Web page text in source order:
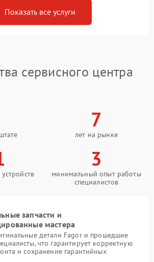
Показать все услуги
сервисного центра
7
лет на рынке
3
минимальный опыт работы
специалистов
запчасти и
мастера
детали Fagor и прошедшие
что гарантирует корректную
и сохранение гарантийных